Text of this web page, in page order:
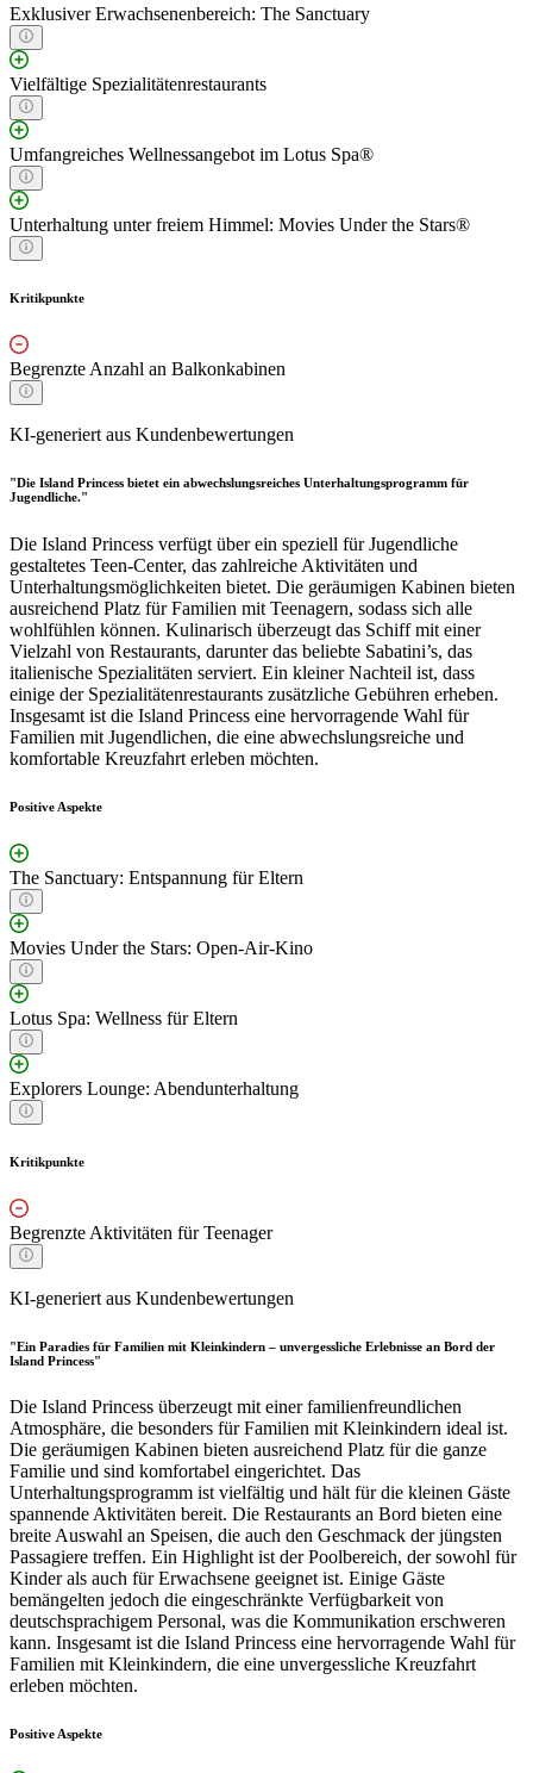
Exklusiver Erwachsenenbereich: The Sanctuary
Vielfältige Spezialitätenrestaurants
Umfangreiches Wellnessangebot im Lotus Spa®
Unterhaltung unter freiem Himmel: Movies Under the Stars®
Kritikpunkte
Begrenzte Anzahl an Balkonkabinen
KI-generiert aus Kundenbewertungen
"Die Island Princess bietet ein abwechslungsreiches Unterhaltungsprogramm für
Jugendliche."
Die Island Princess verfügt über ein speziell für Jugendliche
gestaltetes Teen-Center, das zahlreiche Aktivitäten und
Unterhaltungsmöglichkeiten bietet. Die geräumigen Kabinen bieten
ausreichend Platz für Familien mit Teenagern, sodass sich alle
wohlfühlen können. Kulinarisch überzeugt das Schiff mit einer
Vielzahl von Restaurants, darunter das beliebte Sabatini’s, das
italienische Spezialitäten serviert. Ein kleiner Nachteil ist, dass
einige der Spezialitätenrestaurants zusätzliche Gebühren erheben.
Insgesamt ist die Island Princess eine hervorragende Wahl für
Familien mit Jugendlichen, die eine abwechslungsreiche und
komfortable Kreuzfahrt erleben möchten.
Positive Aspekte
The Sanctuary: Entspannung für Eltern
Movies Under the Stars: Open-Air-Kino
Lotus Spa: Wellness für Eltern
Explorers Lounge: Abendunterhaltung
Kritikpunkte
Begrenzte Aktivitäten für Teenager
KI-generiert aus Kundenbewertungen
"Ein Paradies für Familien mit Kleinkindern – unvergessliche Erlebnisse an Bord der
Island Princess"
Die Island Princess überzeugt mit einer familienfreundlichen
Atmosphäre, die besonders für Familien mit Kleinkindern ideal ist.
Die geräumigen Kabinen bieten ausreichend Platz für die ganze
Familie und sind komfortabel eingerichtet. Das
Unterhaltungsprogramm ist vielfältig und hält für die kleinen Gäste
spannende Aktivitäten bereit. Die Restaurants an Bord bieten eine
breite Auswahl an Speisen, die auch den Geschmack der jüngsten
Passagiere treffen. Ein Highlight ist der Poolbereich, der sowohl für
Kinder als auch für Erwachsene geeignet ist. Einige Gäste
bemängelten jedoch die eingeschränkte Verfügbarkeit von
deutschsprachigem Personal, was die Kommunikation erschweren
kann. Insgesamt ist die Island Princess eine hervorragende Wahl für
Familien mit Kleinkindern, die eine unvergessliche Kreuzfahrt
erleben möchten.
Positive Aspekte